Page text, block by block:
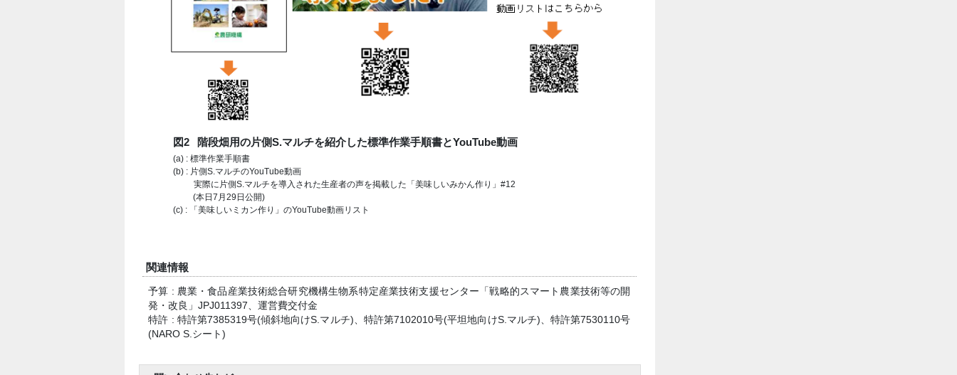
図2 階段畑用の片側S.マルチを紹介した標準作業手順書とYouTube動画
(a) : 標準作業手順書
(b) : 片側S.マルチのYouTube動画
実際に片側S.マルチを導入された生産者の声を掲載した「美味しいみかん作り」#12
(本日7月29日公開)
(c) : 「美味しいミカン作り」のYouTube動画リスト
関連情報
予算 : 農業・食品産業技術総合研究機構生物系特定産業技術支援センター「戦略的スマート農業技術等の開
発・改良」JPJ011397、運営費交付金
特許 : 特許第7385319号(傾斜地向けS.マルチ)、特許第7102010号(平坦地向けS.マルチ)、特許第7530110号
(NARO S.シート)